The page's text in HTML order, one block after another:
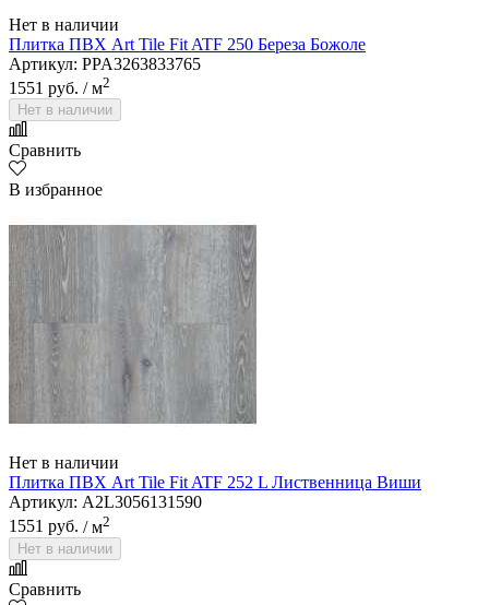
Нет в наличии
Плитка ПВХ Art Tile Fit ATF 250 Береза Божоле
Артикул: PPA3263833765
1551 руб. / м2
Нет в наличии
Сравнить
В избранное
Нет в наличии
Плитка ПВХ Art Tile Fit ATF 252 L Лиственница Виши
Артикул: A2L3056131590
1551 руб. / м2
Нет в наличии
Сравнить